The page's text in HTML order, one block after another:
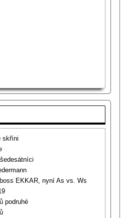
skříni
EKKAR, nyní As vs. Ws
podruhé